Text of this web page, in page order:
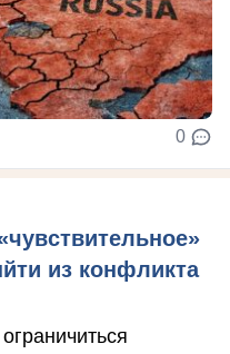
0
из конфликта